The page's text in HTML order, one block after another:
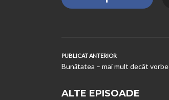
PUBLICAT ANTERIOR
Bunătatea – mai mult decât vorbe
ALTE EPISOADE